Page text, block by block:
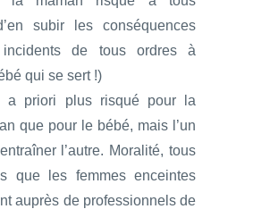
subir les conséquences
incidents de tous ordres à
qui se sert !)
a priori plus risqué pour la
que pour le bébé, mais l’un
l’autre. Moralité, tous
que les femmes enceintes
auprès de professionnels de